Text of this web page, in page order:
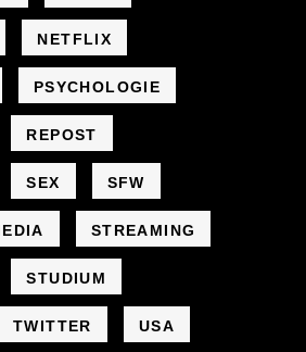
NETFLIX
PSYCHOLOGIE
REPOST
SEX SFW
STREAMING
STUDIUM
TWITTER USA